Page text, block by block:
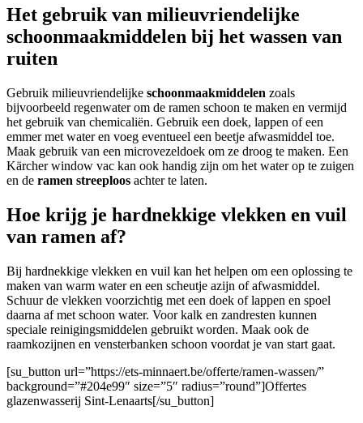
Het gebruik van milieuvriendelijke
schoonmaakmiddelen bij het wassen van
ruiten
Gebruik milieuvriendelijke schoonmaakmiddelen zoals
bijvoorbeeld regenwater om de ramen schoon te maken en vermijd
het gebruik van chemicaliën. Gebruik een doek, lappen of een
emmer met water en voeg eventueel een beetje afwasmiddel toe.
Maak gebruik van een microvezeldoek om ze droog te maken. Een
Kärcher window vac kan ook handig zijn om het water op te zuigen
en de ramen streeploos achter te laten.
Hoe krijg je hardnekkige vlekken en vuil
van ramen af?
Bij hardnekkige vlekken en vuil kan het helpen om een oplossing te
maken van warm water en een scheutje azijn of afwasmiddel.
Schuur de vlekken voorzichtig met een doek of lappen en spoel
daarna af met schoon water. Voor kalk en zandresten kunnen
speciale reinigingsmiddelen gebruikt worden. Maak ook de
raamkozijnen en vensterbanken schoon voordat je van start gaat.
[su_button url=”https://ets-minnaert.be/offerte/ramen-wassen/”
background=”#204e99″ size=”5″ radius=”round”]Offertes
glazenwasserij Sint-Lenaarts[/su_button]